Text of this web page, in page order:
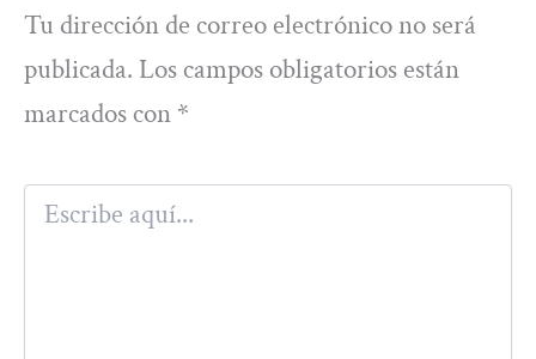
Tu dirección de correo electrónico no será
publicada. Los campos obligatorios están
marcados con *
Escribe
aquí...